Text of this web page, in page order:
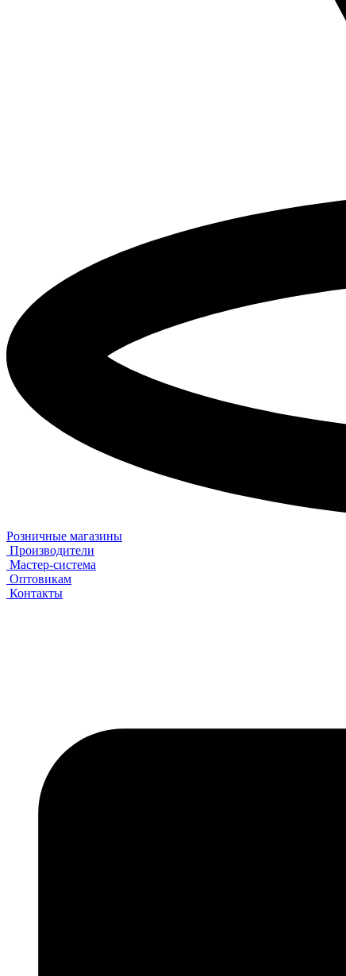
Розничные магазины
Производители
Мастер-система
Оптовикам
Контакты